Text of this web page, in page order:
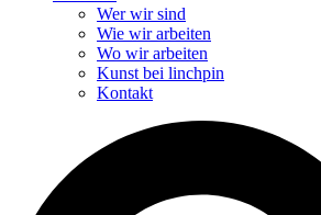
Wer wir sind
Wie wir arbeiten
Wo wir arbeiten
Kunst bei linchpin
Kontakt